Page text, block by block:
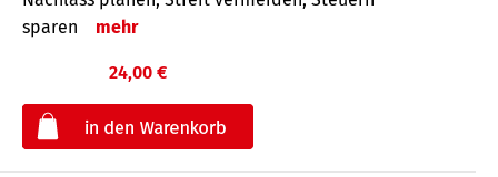
sparen
mehr
24,00 €